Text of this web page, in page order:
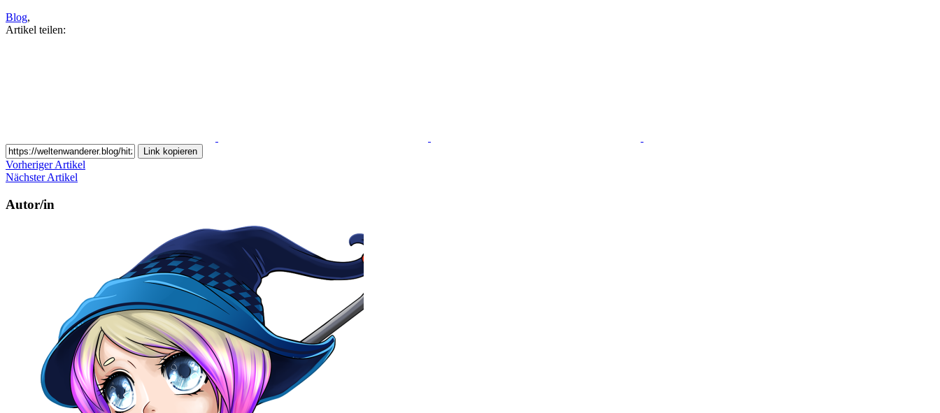
Blog,
Artikel teilen:
Link kopieren
Vorheriger Artikel
Nächster Artikel
Autor/in